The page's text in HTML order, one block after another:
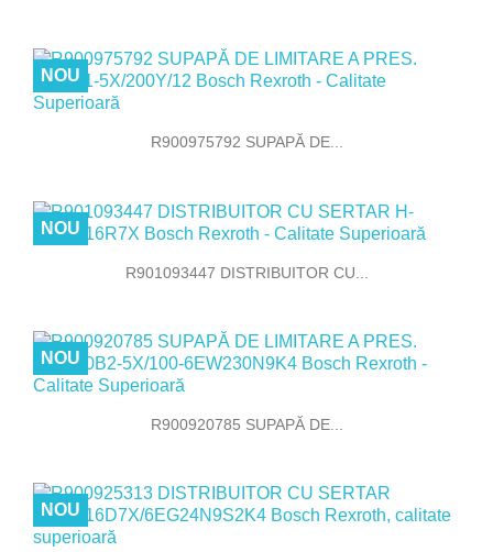
R900975792 SUPAPĂ DE...
NOU
R901093447 DISTRIBUITOR CU...
NOU
R900920785 SUPAPĂ DE...
NOU
NOU